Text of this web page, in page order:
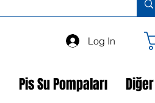
Log In
Pis Su Pompaları Diğer